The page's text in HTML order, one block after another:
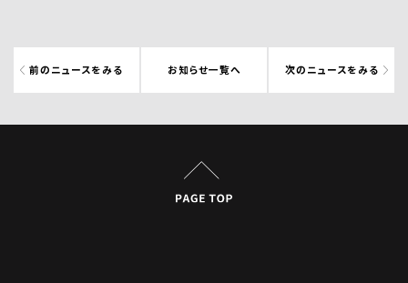
前のニュースをみる お知らせ一覧へ 次のニュースをみる